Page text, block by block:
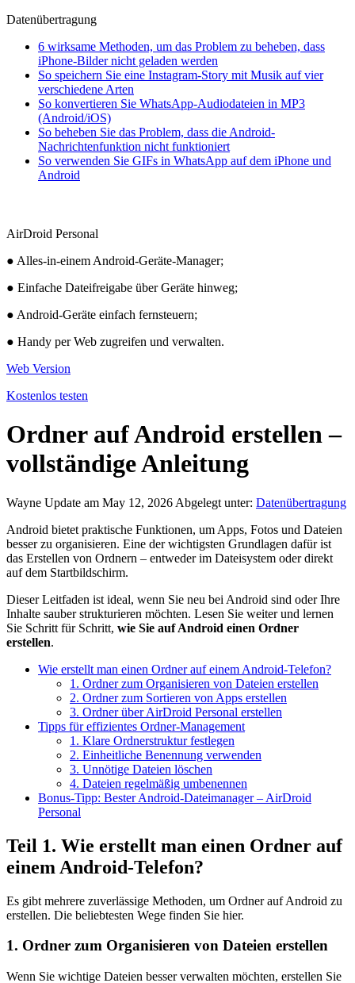
Datenübertragung
6 wirksame Methoden, um das Problem zu beheben, dass
iPhone-Bilder nicht geladen werden
So speichern Sie eine Instagram-Story mit Musik auf vier
verschiedene Arten
So konvertieren Sie WhatsApp-Audiodateien in MP3
(Android/iOS)
So beheben Sie das Problem, dass die Android-
Nachrichtenfunktion nicht funktioniert
So verwenden Sie GIFs in WhatsApp auf dem iPhone und
Android
AirDroid Personal
● Alles-in-einem Android-Geräte-Manager;
● Einfache Dateifreigabe über Geräte hinweg;
● Android-Geräte einfach fernsteuern;
● Handy per Web zugreifen und verwalten.
Web Version
Kostenlos testen
Ordner auf Android erstellen –
vollständige Anleitung
Wayne Update am May 12, 2026 Abgelegt unter: Datenübertragung
Android bietet praktische Funktionen, um Apps, Fotos und Dateien
besser zu organisieren. Eine der wichtigsten Grundlagen dafür ist
das Erstellen von Ordnern – entweder im Dateisystem oder direkt
auf dem Startbildschirm.
Dieser Leitfaden ist ideal, wenn Sie neu bei Android sind oder Ihre
Inhalte sauber strukturieren möchten. Lesen Sie weiter und lernen
Sie Schritt für Schritt, wie Sie auf Android einen Ordner
erstellen.
Wie erstellt man einen Ordner auf einem Android‑Telefon?
1. Ordner zum Organisieren von Dateien erstellen
2. Ordner zum Sortieren von Apps erstellen
3. Ordner über AirDroid Personal erstellen
Tipps für effizientes Ordner‑Management
1. Klare Ordnerstruktur festlegen
2. Einheitliche Benennung verwenden
3. Unnötige Dateien löschen
4. Dateien regelmäßig umbenennen
Bonus‑Tipp: Bester Android‑Dateimanager – AirDroid
Personal
Teil 1. Wie erstellt man einen Ordner auf
einem Android‑Telefon?
Es gibt mehrere zuverlässige Methoden, um Ordner auf Android zu
erstellen. Die beliebtesten Wege finden Sie hier.
1. Ordner zum Organisieren von Dateien erstellen
Wenn Sie wichtige Dateien besser verwalten möchten, erstellen Sie